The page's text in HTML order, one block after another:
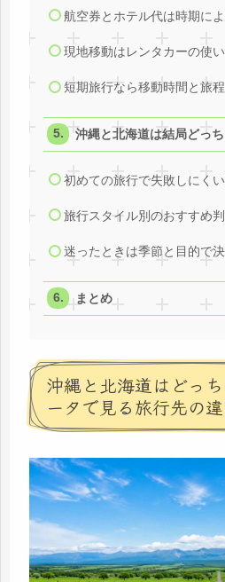
航空券とホテル代は時期に
現地移動はレンタカーの使
短期旅行なら移動時間と旅
沖縄と北海道は結局どっ
初めての旅行で失敗しにく
旅行スタイル別のおすすめ
迷ったときは季節と目的で
まとめ
沖縄と北海道はどっ
ータで見る旅行先の